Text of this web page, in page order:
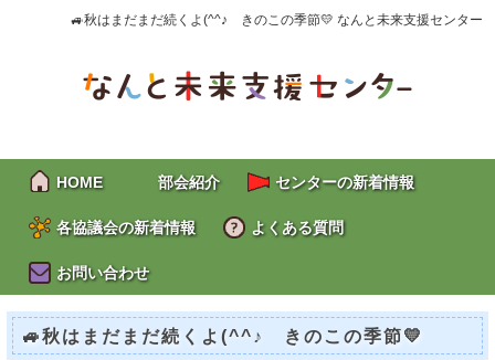
🚙秋はまだまだ続くよ(^^♪ きのこの季節💛 なんと未来支援センター
HOME 部会紹介 センターの新着情報
各協議会の新着情報 よくある質問
お問い合わせ
🚙秋はまだまだ続くよ(^^♪ きのこの季節💛